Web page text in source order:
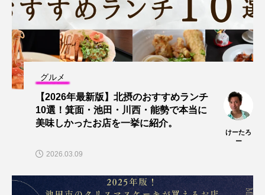
グルメ
【2026年最新版】北摂のおすすめランチ
10選！箕面・池田・川西・能勢で本当に
美味しかったお店を一挙に紹介。
けーたろ
ー
2026.03.09